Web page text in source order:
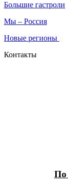
Большие гастроли
Мы – Россия
Новые регионы
Контакты
По